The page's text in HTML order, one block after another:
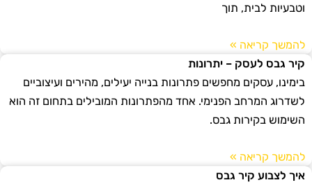
וטבעיות לבית, תוך
להמשך קריאה »
קיר גבס לעסק – יתרונות
בימינו, עסקים מחפשים פתרונות בנייה יעילים, מהירים ועיצוביים
לשדרוג המרחב הפנימי. אחד מהפתרונות המובילים בתחום זה הוא
השימוש בקירות גבס.
להמשך קריאה »
איך לצבוע קיר גבס